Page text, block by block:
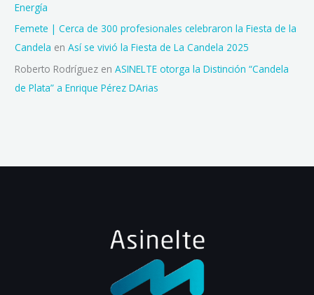
Energía
Femete | Cerca de 300 profesionales celebraron la Fiesta de la
Candela enAsí se vivió la Fiesta de La Candela 2025
Roberto Rodríguez enASINELTE otorga la Distinción “Candela
de Plata” a Enrique Pérez DArias